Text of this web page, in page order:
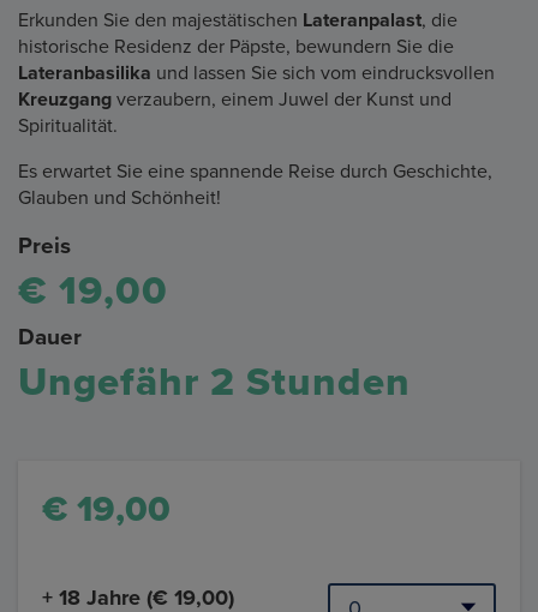
Erkunden Sie den majestätischen Lateranpalast, die
historische Residenz der Päpste, bewundern Sie die
Lateranbasilika und lassen Sie sich vom eindrucksvollen
Kreuzgang verzaubern, einem Juwel der Kunst und
Spiritualität.
Es erwartet Sie eine spannende Reise durch Geschichte,
Glauben und Schönheit!
Preis
€ 19,00
Dauer
Ungefähr 2 Stunden
€ 19,00
+ 18 Jahre (€ 19,00)